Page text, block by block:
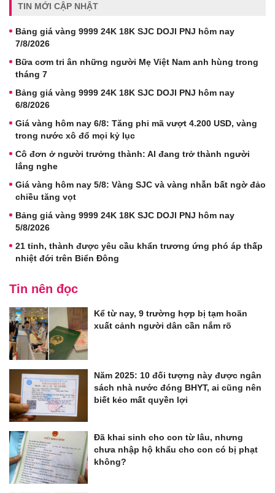
TIN MỚI CẬP NHẬT
Bảng giá vàng 9999 24K 18K SJC DOJI PNJ hôm nay
7/8/2026
Bữa cơm tri ân những người Mẹ Việt Nam anh hùng trong
tháng 7
Bảng giá vàng 9999 24K 18K SJC DOJI PNJ hôm nay
6/8/2026
Giá vàng hôm nay 6/8: Tăng phi mã vượt 4.200 USD, vàng
trong nước xô đổ mọi kỷ lục
Cô đơn ở người trưởng thành: AI đang trở thành người
lắng nghe
Giá vàng hôm nay 5/8: Vàng SJC và vàng nhẫn bất ngờ đảo
chiều tăng vọt
Bảng giá vàng 9999 24K 18K SJC DOJI PNJ hôm nay
5/8/2026
21 tỉnh, thành được yêu cầu khẩn trương ứng phó áp thấp
nhiệt đới trên Biển Đông
Tin nên đọc
Kể từ nay, 9 trường hợp bị tạm hoãn
xuất cảnh người dân cần nắm rõ
Năm 2025: 10 đối tượng này được ngân
sách nhà nước đóng BHYT, ai cũng nên
biết kẻo mất quyền lợi
Đã khai sinh cho con từ lâu, nhưng
chưa nhập hộ khẩu cho con có bị phạt
không?